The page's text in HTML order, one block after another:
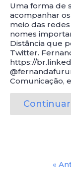
Uma forma de
acompanhar
meio das
nomes
Distância que
Twitter.
https://
Comunicação,
«